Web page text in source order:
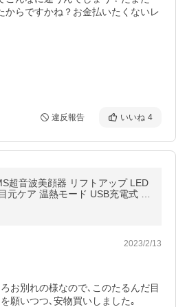
からですかね？お金払いたくないレ
違反報告 いいね 4
超音波美顔器 リフトアップ LED
元ケア 温熱モード USB充電式 E
ェイスケア美顔器 3段階レベル
日プレゼント
2023/2/13
お別れの様なので､このたるんだ目
願いつつ､安物買いしました｡